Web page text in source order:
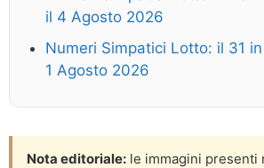
il 4 Agosto 2026
Numeri Simpatici Lotto: il 31
1 Agosto 2026
Nota editoriale: le immagini presenti